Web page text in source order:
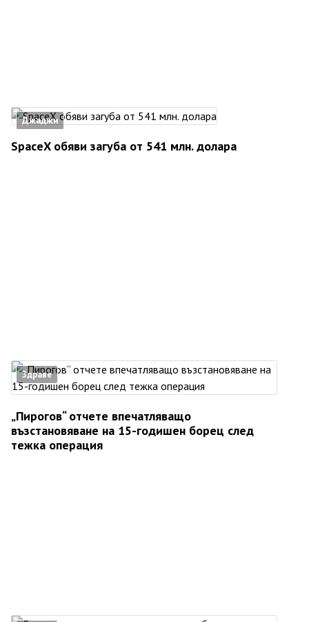
Джаджи
SpaceX обяви загуба от 541 млн. долара
Здраве
„Пирогов“ отчете впечатляващо
възстановяване на 15-годишен борец след
тежка операция